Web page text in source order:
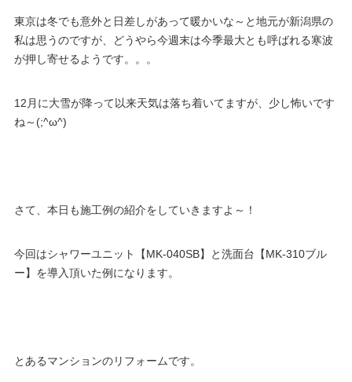
東京は冬でも意外と日差しがあって暖かいな～と地元が新潟県の
私は思うのですが、どうやら今週末は今季最大とも呼ばれる寒波
が押し寄せるようです。。。
12月に大雪が降って以来天気は落ち着いてますが、少し怖いです
ね～(;^ω^)
さて、本日も施工例の紹介をしていきますよ～！
今回はシャワーユニット【MK-040SB】と洗面台【MK-310ブル
ー】を導入頂いた例になります。
とあるマンションのリフォームです。